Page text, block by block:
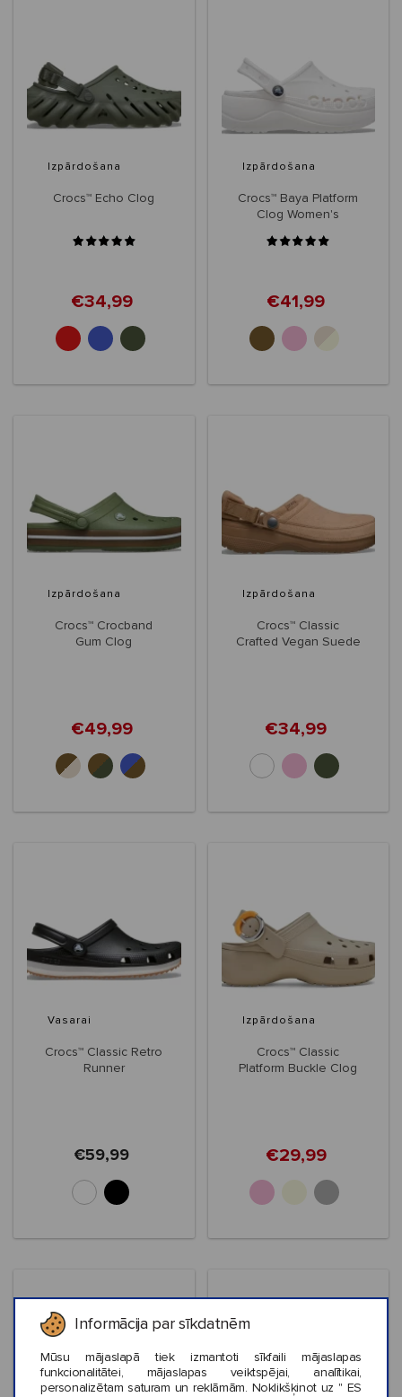
Informācija par sīkdatnēm
Mūsu mājaslapā tiek izmantoti sīkfaili mājaslapas
funkcionalitātei, mājaslapas veiktspējai, analītikai,
personalizētam saturam un reklāmām. Noklikšķinot uz " ES
Izpārdošana
Crocs™ Echo Clog
€34,99
Izpārdošana
Crocs™ Baya Platform
Clog Women's
€41,99
Izpārdošana
Crocs™ Crocband
Gum Clog
€49,99
Izpārdošana
Crocs™ Classic
Crafted Vegan Suede
€34,99
Vasarai
Crocs™ Classic Retro
Runner
€59,99
Izpārdošana
Crocs™ Classic
Platform Buckle Clog
€29,99